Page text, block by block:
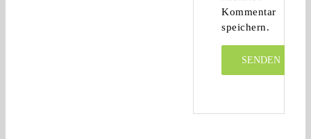
Kommentar
speichern.